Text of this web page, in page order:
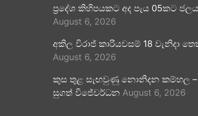
ප්‍රදේශ කිහිපයකට අද පැය 05කට
August 6, 2026
අකිල විරාජ් කාරියවසම් 18 වැනිදා
August 6, 2026
කුස තුළ සැඟවුණු නොනිදන කම්හල
සුගත් විජේවර්ධන August 6, 2026